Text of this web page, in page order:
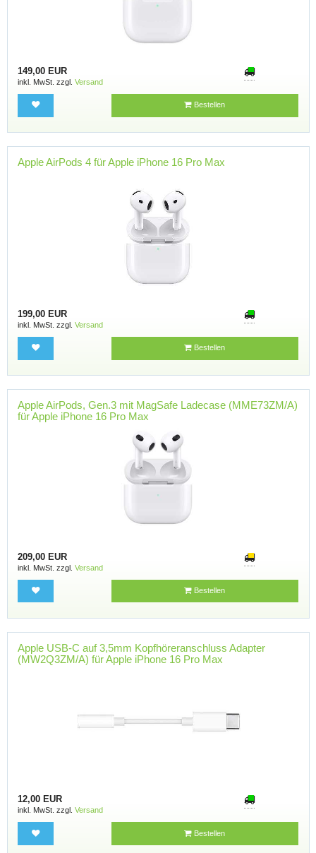
149,00 EUR
inkl. MwSt. zzgl. Versand
Bestellen
Apple AirPods 4 für Apple iPhone 16 Pro Max
199,00 EUR
inkl. MwSt. zzgl. Versand
Bestellen
Apple AirPods, Gen.3 mit MagSafe Ladecase (MME73ZM/A)
für Apple iPhone 16 Pro Max
209,00 EUR
inkl. MwSt. zzgl. Versand
Bestellen
Apple USB-C auf 3,5mm Kopfhöreranschluss Adapter
(MW2Q3ZM/A) für Apple iPhone 16 Pro Max
12,00 EUR
inkl. MwSt. zzgl. Versand
Bestellen